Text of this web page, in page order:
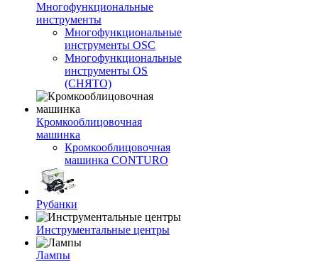
Многофункциональные
инструменты
Многофункциональные
инструменты OSC
Многофункциональные
инструменты OS
(СНЯТО)
Кромкооблицовочная
машинка
Кромкооблицовочная
машинка CONTURO
Рубанки
Инструментальные центры
Лампы